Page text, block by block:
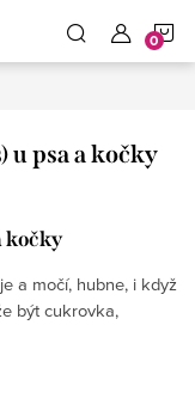
u psa a kočky
kočky
a močí, hubne, i když
být cukrovka,